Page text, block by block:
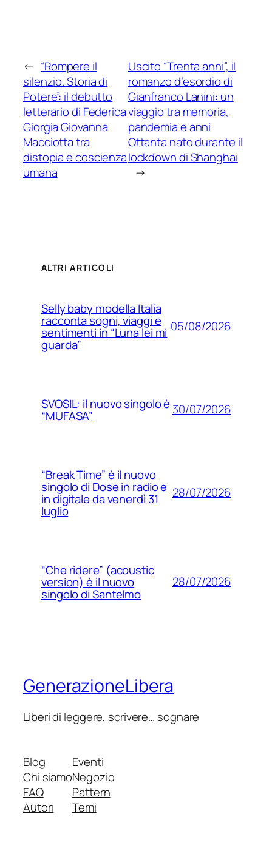
← “Rompere il
silenzio. Storia di
Potere”: il debutto
letterario di Federica
Giorgia Giovanna
Macciotta tra
distopia e coscienza
umana
Uscito “Trenta anni”, il
romanzo d’esordio di
Gianfranco Lanini: un
viaggio tra memoria,
pandemia e anni
Ottanta nato durante il
lockdown di Shanghai
→
ALTRI ARTICOLI
Selly baby modella Italia
racconta sogni, viaggi e
sentimenti in “Luna lei mi
guarda”
05/08/2026
SVOSIL: il nuovo singolo è
“MUFASA” 30/07/2026
“Break Time” è il nuovo
singolo di Dose in radio e
in digitale da venerdì 31
luglio
28/07/2026
“Che ridere” (acoustic
version) è il nuovo
singolo di Santelmo
28/07/2026
GenerazioneLibera
Liberi di leggere, scrivere… sognare
Blog
Chi siamo
FAQ
Autori
Eventi
Negozio
Pattern
Temi